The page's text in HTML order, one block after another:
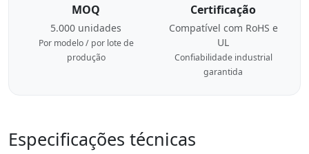
MOQ
5.000 unidades
Por modelo / por lote de
produção
Certificação
Compatível com RoHS e
UL
Confiabilidade industrial
garantida
Especificações técnicas